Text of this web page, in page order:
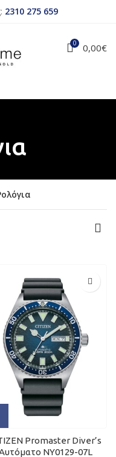
2310 275 659
0 0,00€
Promaster Diver’s
NY0129-07L